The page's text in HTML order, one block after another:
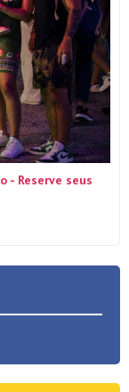
- Reserve seus